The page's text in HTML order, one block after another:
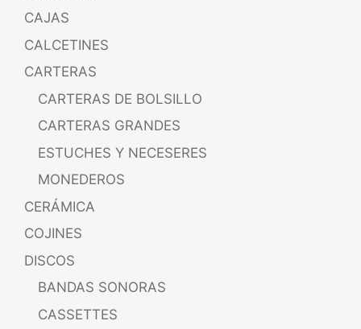
CAJAS
CALCETINES
CARTERAS
CARTERAS DE BOLSILLO
CARTERAS GRANDES
ESTUCHES Y NECESERES
MONEDEROS
CERÁMICA
COJINES
DISCOS
BANDAS SONORAS
CASSETTES